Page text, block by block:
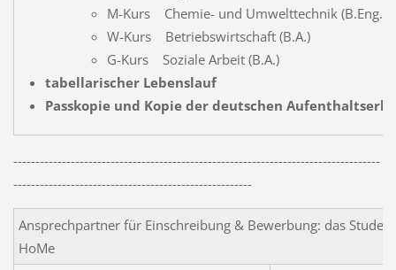
M-Kurs Chemie- und Umwelttechnik (B.Eng.)
W-Kurs Betriebswirtschaft (B.A.)
G-Kurs Soziale Arbeit (B.A.)
tabellarischer Lebenslauf
Passkopie und Kopie der deutschen
-----------------------------------------------------------------------------------
------------------------------------------------------
Ansprechpartner für Einschreibung & Bewerbung: das
HoMe